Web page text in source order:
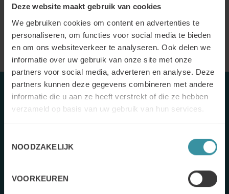
Deze website maakt gebruik van cookies
We gebruiken cookies om content en advertenties te
personaliseren, om functies voor social media te bieden
en om ons websiteverkeer te analyseren. Ook delen we
informatie over uw gebruik van onze site met onze
partners voor social media, adverteren en analyse. Deze
partners kunnen deze gegevens combineren met andere
informatie die u aan ze heeft verstrekt of die ze hebben
verzameld op basis van uw gebruik van hun services.
NOODZAKELIJK
VOORKEUREN